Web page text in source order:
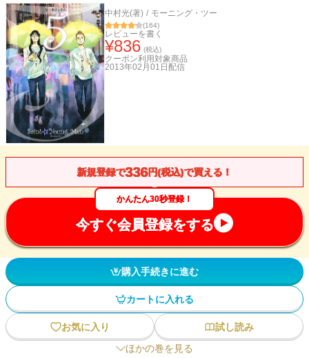
中村光(著) / モーニング・ツー
(164)
レビューを書く
¥836 (税込)
クーポン利用対象商品
2013年02月01日 配信
新規登録で336円(税込)で買える！
かんたん30秒登録！
今すぐ会員登録をする
購入手続きに進む
カートに入れる
お気に入り
試し読み
ほかの巻を見る